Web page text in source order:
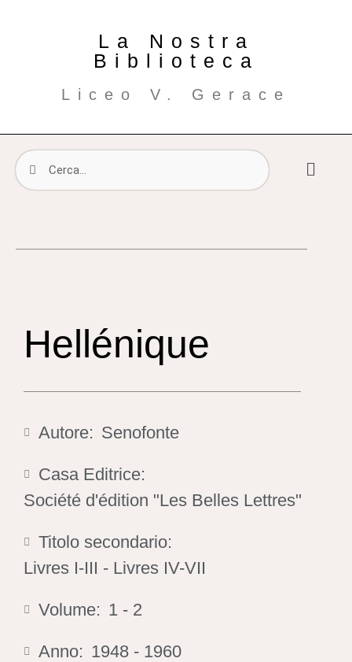
La Nostra
Biblioteca
Liceo V. Gerace
Hellénique
Autore: Senofonte
Casa Editrice:
Société d'édition "Les Belles Lettres"
Titolo secondario:
Livres I-III - Livres IV-VII
Volume: 1 - 2
Anno: 1948 - 1960